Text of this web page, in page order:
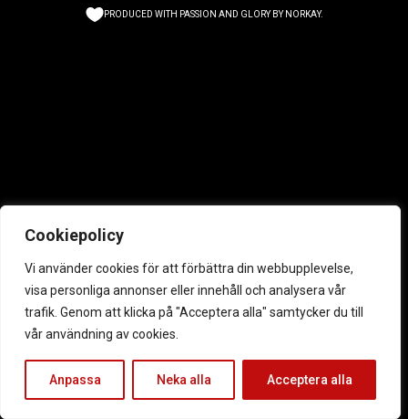
Cookiepolicy
Vi använder cookies för att förbättra din webbupplevelse,
visa personliga annonser eller innehåll och analysera vår
trafik. Genom att klicka på "Acceptera alla" samtycker du till
vår användning av cookies.
Anpassa Neka alla Acceptera alla
PRODUCED WITH PASSION AND GLORY BY NORKAY.